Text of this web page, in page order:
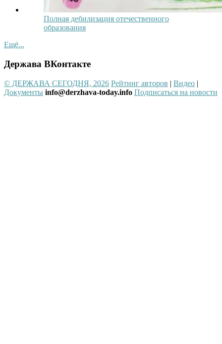
Полная дебилизация отечественного
образования
Ещё...
Держава ВКонтакте
© ДЕРЖАВА СЕГОДНЯ, 2026 Рейтинг авторов | Видео |
Документы info@derzhava-today.info Подписаться на новости